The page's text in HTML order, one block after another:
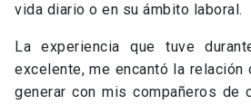
vida diario o en su ámbito laboral.
La experiencia que tuve
excelente, me encantó la relación
generar con mis compañeros de